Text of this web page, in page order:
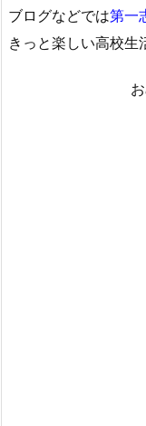
ブログなどでは第一
きっと楽しい高校生